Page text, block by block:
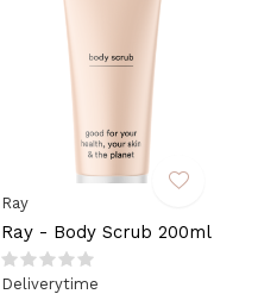
Ray
Ray - Body Scrub 200ml
Deliverytime